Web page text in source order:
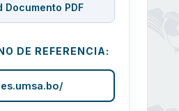
Documento PDF
DE REFERENCIA: